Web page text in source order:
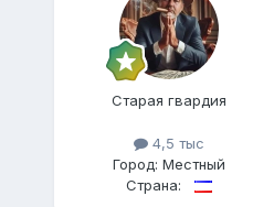
Старая гвардия
4,5 тыс
Город: Местный
Страна: